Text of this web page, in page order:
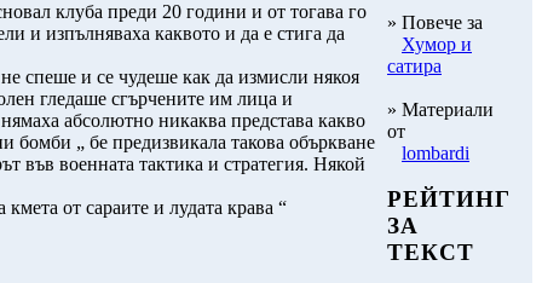
клуба преди 20 години и от тогава го
и изпълняваха каквото и да е стига да
спеше и се чудеше как да измисли някоя
гледаше сгърчените им лица и
абсолютно никаква представа какво
бомби „ бе предизвикала такова объркване
във военната тактика и стратегия. Някой
от сараите и лудата крава “
» Повече за
Хумор и
сатира
» Материали
от
lombardi
РЕЙТИНГ
ЗА
ТЕКСТ